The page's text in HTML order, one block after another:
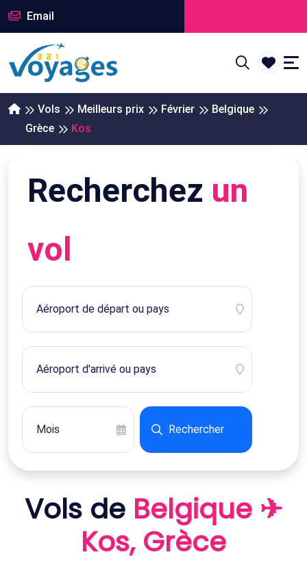
Email
Vols Meilleurs prix Février
Belgique
Grèce
Kos
Recherchez un
vol
Rechercher
Vols de Belgique ✈
Kos, Grèce